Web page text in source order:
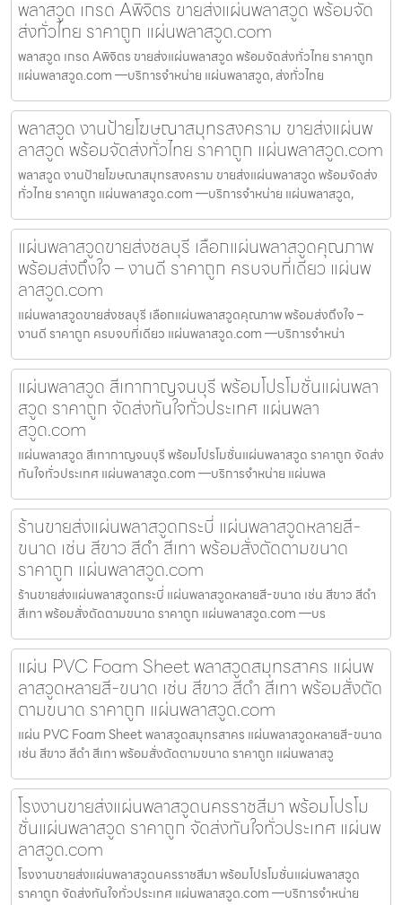
พลาสวูด เกรด Aพิจิตร ขายส่งแผ่นพลาสวูด พร้อมจัด
ส่งทั่วไทย ราคาถูก แผ่นพลาสวูด.com
พลาสวูด เกรด Aพิจิตร ขายส่งแผ่นพลาสวูด พร้อมจัดส่งทั่วไทย ราคาถูก
แผ่นพลาสวูด.com —บริการจำหน่าย แผ่นพลาสวูด, ส่งทั่วไทย
พลาสวูด งานป้ายโฆษณาสมุทรสงคราม ขายส่งแผ่นพ
ลาสวูด พร้อมจัดส่งทั่วไทย ราคาถูก แผ่นพลาสวูด.com
พลาสวูด งานป้ายโฆษณาสมุทรสงคราม ขายส่งแผ่นพลาสวูด พร้อมจัดส่ง
ทั่วไทย ราคาถูก แผ่นพลาสวูด.com —บริการจำหน่าย แผ่นพลาสวูด,
แผ่นพลาสวูดขายส่งชลบุรี เลือกแผ่นพลาสวูดคุณภาพ
พร้อมส่งถึงใจ – งานดี ราคาถูก ครบจบที่เดียว แผ่นพ
ลาสวูด.com
แผ่นพลาสวูดขายส่งชลบุรี เลือกแผ่นพลาสวูดคุณภาพ พร้อมส่งถึงใจ –
งานดี ราคาถูก ครบจบที่เดียว แผ่นพลาสวูด.com —บริการจำหน่า
แผ่นพลาสวูด สีเทากาญจนบุรี พร้อมโปรโมชั่นแผ่นพลา
สวูด ราคาถูก จัดส่งทันใจทั่วประเทศ แผ่นพลา
สวูด.com
แผ่นพลาสวูด สีเทากาญจนบุรี พร้อมโปรโมชั่นแผ่นพลาสวูด ราคาถูก จัดส่ง
ทันใจทั่วประเทศ แผ่นพลาสวูด.com —บริการจำหน่าย แผ่นพล
ร้านขายส่งแผ่นพลาสวูดกระบี่ แผ่นพลาสวูดหลายสี-
ขนาด เช่น สีขาว สีดำ สีเทา พร้อมสั่งตัดตามขนาด
ราคาถูก แผ่นพลาสวูด.com
ร้านขายส่งแผ่นพลาสวูดกระบี่ แผ่นพลาสวูดหลายสี-ขนาด เช่น สีขาว สีดำ
สีเทา พร้อมสั่งตัดตามขนาด ราคาถูก แผ่นพลาสวูด.com —บร
แผ่น PVC Foam Sheet พลาสวูดสมุทรสาคร แผ่นพ
ลาสวูดหลายสี-ขนาด เช่น สีขาว สีดำ สีเทา พร้อมสั่งตัด
ตามขนาด ราคาถูก แผ่นพลาสวูด.com
แผ่น PVC Foam Sheet พลาสวูดสมุทรสาคร แผ่นพลาสวูดหลายสี-ขนาด
เช่น สีขาว สีดำ สีเทา พร้อมสั่งตัดตามขนาด ราคาถูก แผ่นพลาสวู
โรงงานขายส่งแผ่นพลาสวูดนครราชสีมา พร้อมโปรโม
ชั่นแผ่นพลาสวูด ราคาถูก จัดส่งทันใจทั่วประเทศ แผ่นพ
ลาสวูด.com
โรงงานขายส่งแผ่นพลาสวูดนครราชสีมา พร้อมโปรโมชั่นแผ่นพลาสวูด
ราคาถูก จัดส่งทันใจทั่วประเทศ แผ่นพลาสวูด.com —บริการจำหน่าย